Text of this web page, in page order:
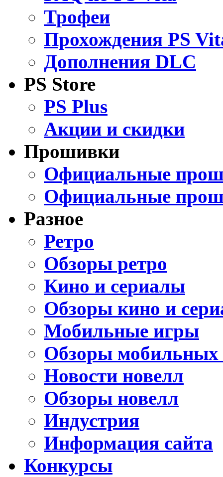
Трофеи
Прохождения PS
Дополнения DLC
PS Store
PS Plus
Акции и скидки
Прошивки
Официальные
Официальные
Разное
Ретро
Обзоры ретро
Кино и сериалы
Обзоры кино и
Мобильные игры
Обзоры мобильных
Новости новелл
Обзоры новелл
Индустрия
Информация сайта
Конкурсы